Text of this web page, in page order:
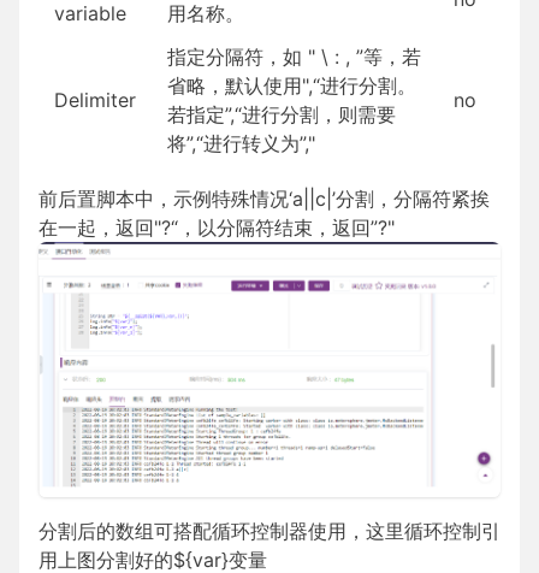
variable 用名称。
Delimiter
指定分隔符，如 " \ : , ”等，若
省略，默认使用",“进行分割。
若指定”,“进行分割，则需要
将”,“进行转义为”,"
no
前后置脚本中，示例特殊情况‘a||c|’分割，分隔符紧挨
在一起，返回"?“，以分隔符结束，返回”?"
分割后的数组可搭配循环控制器使用，这里循环控制引
用上图分割好的${var}变量